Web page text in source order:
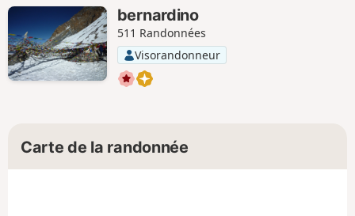
bernardino
511 Randonnées
Visorandonneur
Carte de la randonnée